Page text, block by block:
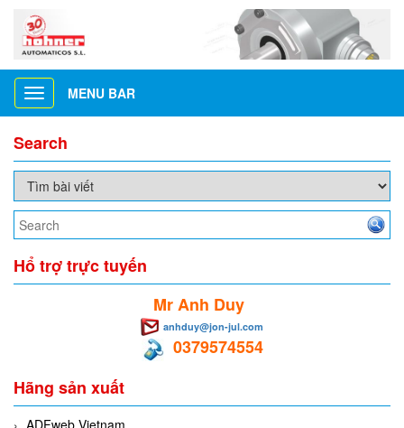
Toggle
navigation
MENU BAR
Search
Hổ trợ trực tuyến
Mr Anh Duy
anhduy@jon-jul.com
0379574554
Hãng sản xuất